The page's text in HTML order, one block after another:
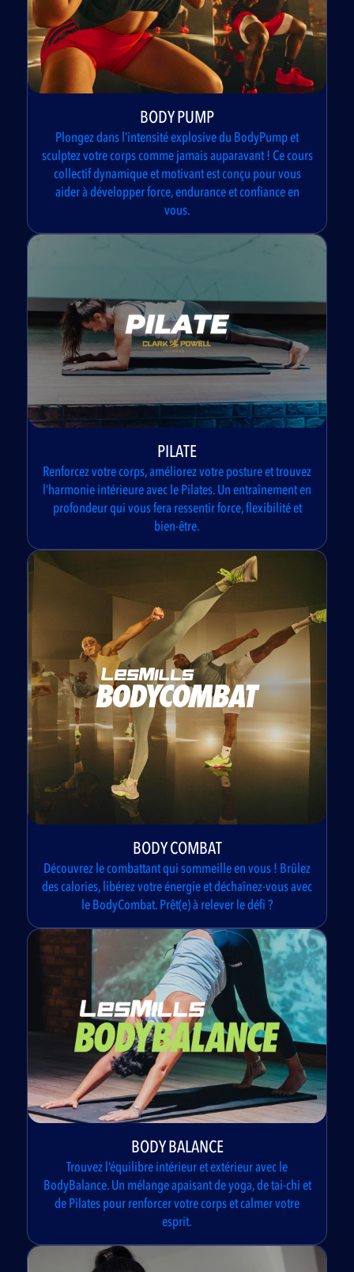
BODY PUMP
Plongez dans l’intensité explosive du BodyPump et
sculptez votre corps comme jamais auparavant ! Ce cours
collectif dynamique et motivant est conçu pour vous
aider à développer force, endurance et confiance en
vous.
PILATE
Renforcez votre corps, améliorez votre posture et trouvez
l’harmonie intérieure avec le Pilates. Un entraînement en
profondeur qui vous fera ressentir force, flexibilité et
bien-être.
BODY COMBAT
Découvrez le combattant qui sommeille en vous ! Brûlez
des calories, libérez votre énergie et déchaînez-vous avec
le BodyCombat. Prêt(e) à relever le défi ?
BODY BALANCE
Trouvez l’équilibre intérieur et extérieur avec le
BodyBalance. Un mélange apaisant de yoga, de tai-chi et
de Pilates pour renforcer votre corps et calmer votre
esprit.